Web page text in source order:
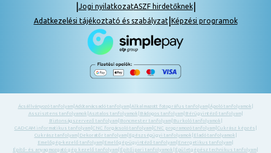
Jogi nyilatkozatASZF hirdetőknek|
Adatkezelési tájékoztató és szabályzat| Képzési programok
Ácsállványozó tanfolyam| Adótanácsadó tanfolyam| Alkalmazott fotográfus tanfolyam| Ápoló tanfolyamok
Asszisztens tanfolyamok Asztalos tanfolyamok Bádogos tanfolyam| Bérügyintéző tanfolyam|
Biztonságszervező tanfolyam| Boncmester tanfolyam| Burkoló tanfolyamok
CAD-CAM informatikus tanfolyam| CNC forgácsoló tanfolyam| CNC programozó tanfolyam| Cukrász képzés
Cukrász tanfolyam| Dekoratőr tanfolyam| Egészségügyi tanfolyamok Eladó tanfolyamok
Emelőgép-kezelő tanfolyam Emelőgép-ügyintéző tanfolyam Energetikus tanfolyam
Építő- és anyagmozgató gép kezelő tanfolyam Építőipari tanfolyamok Épületgépész technikus tanfolyam